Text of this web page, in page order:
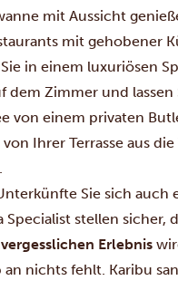
mit Aussicht
mit gehobener
in einem luxuriösen
dem Zimmer und
von einem privaten
Ihrer Terrasse aus
Sie sich auch
Specialist stellen sicher,
Erlebnis
an nichts fehlt. Karibu